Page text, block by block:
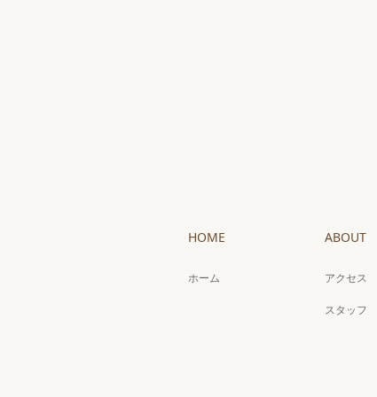
HOME
ホーム
ABOUT
アクセス
スタッフ